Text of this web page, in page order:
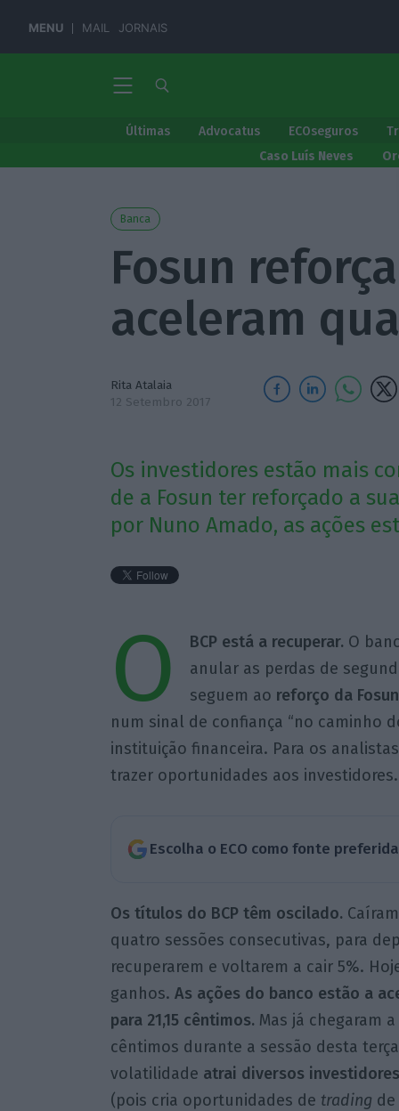
MENU MAIL JORNAIS
Últimas Advocatus ECOseguros
Caso Luís Neves
Banca
Fosun
aceleram
Rita Atalaia
12 Setembro 2017
Os investidores estão mais
de a Fosun ter reforçado a
por Nuno Amado, as ações
O BCP está a recuperar. O
anular as perdas de
seguem ao reforço da
num sinal de confiança “no caminho
instituição financeira. Para os
trazer oportunidades aos investidores.
Escolha o ECO como fonte
Os títulos do BCP têm oscilado.
quatro sessões consecutivas, para
recuperarem e voltarem a cair 5%.
ganhos. As ações do banco estão a
para 21,15 cêntimos. Mas já chegaram
cêntimos durante a sessão desta
volatilidade atrai diversos
(pois cria oportunidades de trading